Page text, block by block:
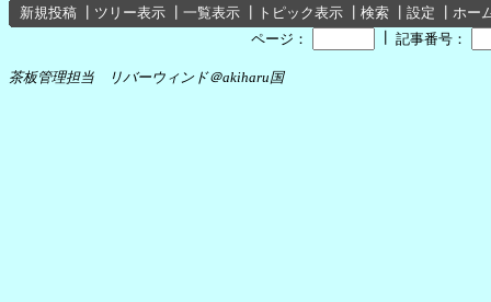
新規投稿 ツリー表示 一覧表示 トピック表示 検索 設定
ホー
ページ：
記事番号：
茶板管理担当 リバーウィンド＠akiharu国